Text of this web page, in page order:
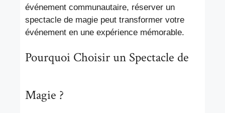
événement communautaire, réserver un
spectacle de magie peut transformer votre
événement en une expérience mémorable.
Pourquoi Choisir un Spectacle de
Magie ?